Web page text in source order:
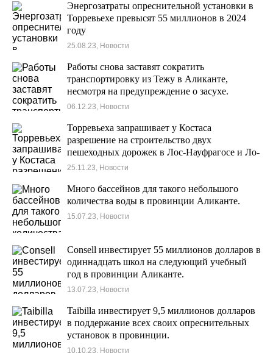
Энергозатраты опреснительной установки в
Торревьехе превысят 55 миллионов в 2024
году
25.08.23, Новости
Работы снова заставят сократить
транспортировку из Тежу в Аликанте,
несмотря на предупреждение о засухе.
06.12.23, Новости
Торревьеха запрашивает у Костаса
разрешение на строительство двух
пешеходных дорожек в Лос-Науфрагосе и Ло-
Феррисе
25.11.23, Новости
Много бассейнов для такого небольшого
количества воды в провинции Аликанте.
15.07.23, Новости
Consell инвестирует 55 миллионов долларов в
одиннадцать школ на следующий учебный
год в провинции Аликанте.
13.07.23, Новости
Taibilla инвестирует 9,5 миллионов долларов
в поддержание всех своих опреснительных
установок в провинции.
10.10.23, Новости